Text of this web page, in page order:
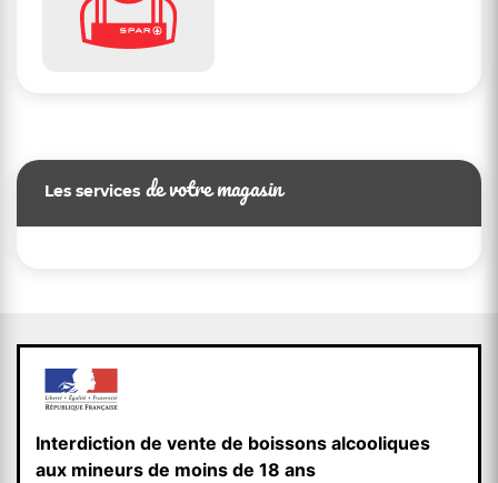
Les services de votre magasin
Interdiction de vente de boissons alcooliques
aux mineurs de moins de 18 ans